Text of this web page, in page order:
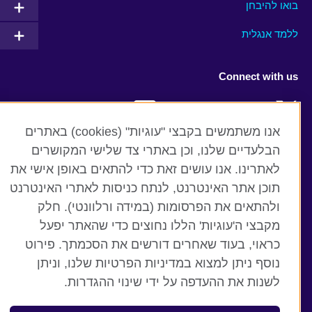
בואו להיבחן
ללמד אנגלית
Connect with us
YouTube
Flickr RSS
TikTok
British Council global
אנו משתמשים בקבצי "עוגיות" (cookies) באתרים
הבלעדיים שלנו, וכן באתרי צד שלישי המקושרים
לאתרינו. אנו עושים זאת כדי להתאים באופן אישי את
תוכן אתר האינטרנט, לנתח כניסות לאתרי האינטרנט
ולהתאים את הפרסומות (במידה ורלוונטי). חלק
מקבצי ה'עוגיות' הללו נחוצים כדי שהאתר יפעל
כראוי, בעוד שאחרים דורשים את הסכמתך. פירוט
נוסף ניתן למצוא במדיניות הפרטיות שלנו, וניתן
לשנות את ההעדפה על ידי שינוי ההגדרות.